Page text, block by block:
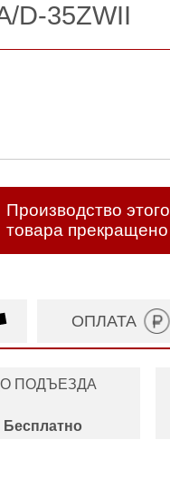
D-35ZWII
Производство этого
товара прекращено
ОПЛАТА
ПОДЪЕЗДА
Бесплатно